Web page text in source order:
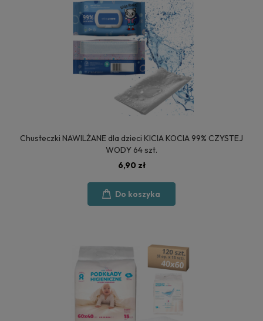
Chusteczki NAWILŻANE dla dzieci KICIA KOCIA 99% CZYSTEJ
WODY 64 szt.
6,90 zł
Do koszyka